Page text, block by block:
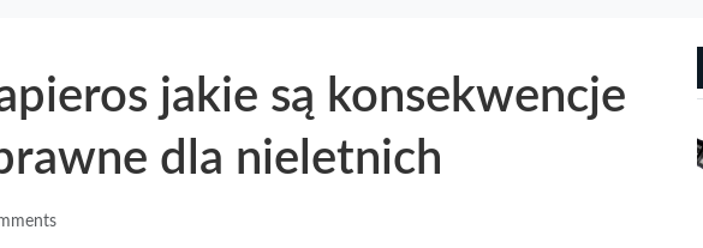
jakie są konsekwencje
dla nieletnich